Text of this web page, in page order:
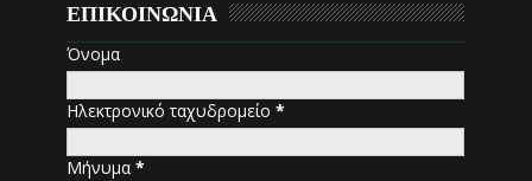
ΕΠΙΚΟΙΝΩΝΙΑ
Όνομα
Ηλεκτρονικό ταχυδρομείο*
Μήνυμα*